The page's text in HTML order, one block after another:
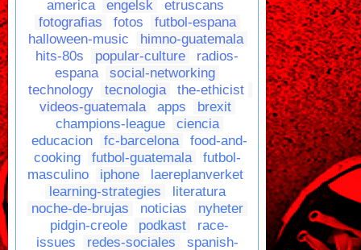
america
engelsk
etruscans
fotografias
fotos
futbol-espana
halloween-music
himno-guatemala
hits-80s
popular-culture
radios-
espana
social-networking
technology
tecnologia
the-ethicist
videos-guatemala
apps
brexit
champions-league
ciencia
educacion
fc-barcelona
food-and-
cooking
futbol-guatemala
futbol-
masculino
iphone
laereplanverket
learning-strategies
literatura
noche-de-brujas
noticias
nyheter
pidgin-creole
podkast
race-
issues
redes-sociales
spanish-